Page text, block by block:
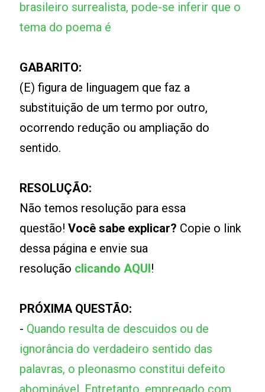
brasileiro surrealista, pode-se inferir que o
tema do poema é
GABARITO:
(E) figura de linguagem que faz a
substituição de um termo por outro,
ocorrendo redução ou ampliação do
sentido.
RESOLUÇÃO:
Não temos resolução para essa
questão!Você sabe explicar? Copie o link
dessa página e envie sua
resolução clicando AQUI!
PRÓXIMA QUESTÃO:
- Quando resulta de descuidos ou de
ignorância do verdadeiro sentido das
palavras, o pleonasmo constitui defeito